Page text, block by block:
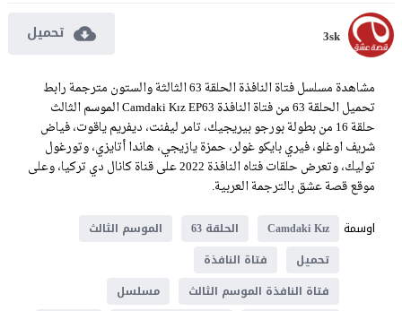
3sk تحميل
مشاهدة مسلسل فتاة النافذة الحلقة 63 الثالثة والستون مترجمة رابط
تحميل الحلقة 63 من فتاة النافذة Camdaki Kız EP63 الموسم الثالث
حلقة 16 من بطولة بورجو بيريجيك، تامر ليفنت، ديفريم ياقوت، فياض
شريف اوغلو، فيري بايكو غولر، حمزة يازيجي، هاندا أتايزي، وتورغول
توليك، وتعرض حلقات فتاه النافذة 2022 على قناة كانال دي تركيا، وعلى
موقع قصة عشق بالترجمة العربية.
اوسمة
Camdaki Kız الحلقة 63
الموسم الثالث
تحميل
فتاة النافذة
فتاة النافذة الموسم الثالث
مسلسل